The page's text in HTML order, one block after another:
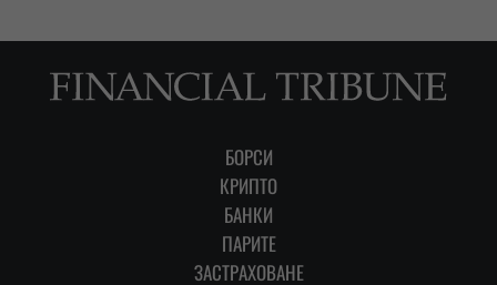
БОРСИ
КРИПТО
БАНКИ
ПАРИТЕ
ЗАСТРАХОВАНЕ